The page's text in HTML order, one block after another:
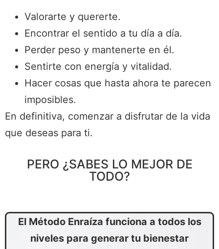
Valorarte y quererte.
Encontrar el sentido a tu día a día.
Perder peso y mantenerte en él.
Sentirte con energía y vitalidad.
Hacer cosas que hasta ahora te parecen
imposibles.
En definitiva, comenzar a disfrutar de la vida
que deseas para ti.
PERO ¿SABES LO MEJOR DE
TODO?
El Método Enraíza funciona a todos los
niveles para generar tu bienestar